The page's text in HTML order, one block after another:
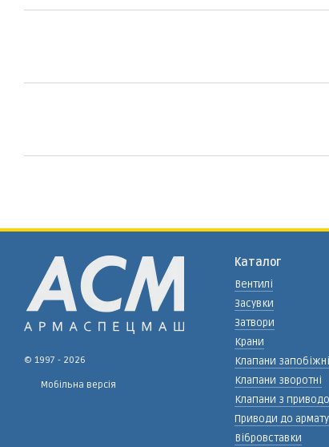
© 1997 - 2026
Мобільна версія
Каталог
Вентилі
Засувки
Затвори
Крани
Клапани запобіжні
Клапани зворотні
Клапани з
Приводи до
Вібровставки